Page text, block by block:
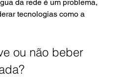
da rede é um problema,
tecnologias como a
ou não beber